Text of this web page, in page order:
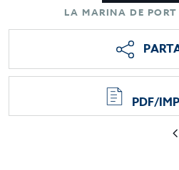
LA MARINA DE PORT
PDF/